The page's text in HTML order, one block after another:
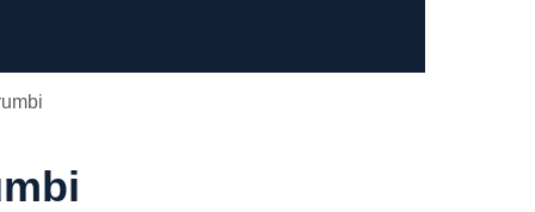
Inox
Conformação de Tubo de Metal